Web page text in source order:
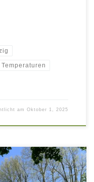
Temperaturen
amOktober 1, 2025
meiner Wetterseite